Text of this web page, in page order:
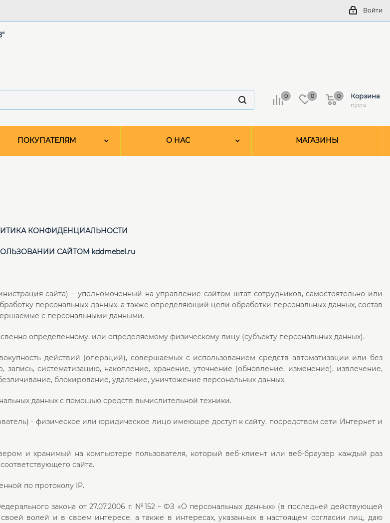
Войти
0 0 Корзина
пуста
0
ПОКУПАТЕЛЯМ О НАС МАГАЗИНЫ
КОНФИДЕНЦИАЛЬНОСТИ
САЙТОМ kddmebel.ru
сайта) – уполномоченный на управление сайтом штат сотрудников, самостоятельно или
персональных данных, а также определяющий цели обработки персональных данных, состав
с персональными данными.
определенному, или определяемому физическому лицу (субъекту персональных данных).
действий (операций), совершаемых с использованием средств автоматизации или без
систематизацию, накопление, хранение, уточнение (обновление, изменение), извлечение,
блокирование, удаление, уничтожение персональных данных.
данных с помощью средств вычислительной техники.
- физическое или юридическое лицо имеющее доступ к сайту, посредством сети Интернет и
и хранимый на компьютере пользователя, который веб-клиент или веб-браузер каждый раз
сайта.
по протоколу IP.
закона от 27.07.2006 г. №152 – ФЗ «О персональных данных» (в последней действующей
волей и в своем интересе, а также в интересах, указанных в настоящем согласии лиц, даю